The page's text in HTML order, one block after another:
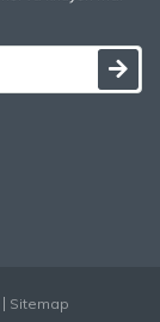
Sitemap